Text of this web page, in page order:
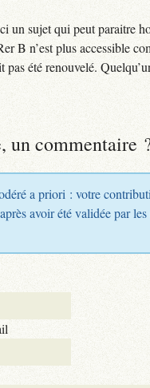
un sujet qui peut paraitre
B n’est plus accessible
pas été renouvelé.
un commentaire
a priori : votre
avoir été validée par